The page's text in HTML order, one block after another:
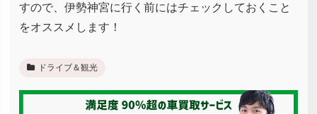
すので、伊勢神宮に行く前にはチェックしておくこと
をオススメします！
ドライブ＆観光